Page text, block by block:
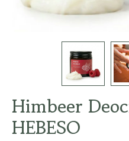
Himbeer
HEBESO